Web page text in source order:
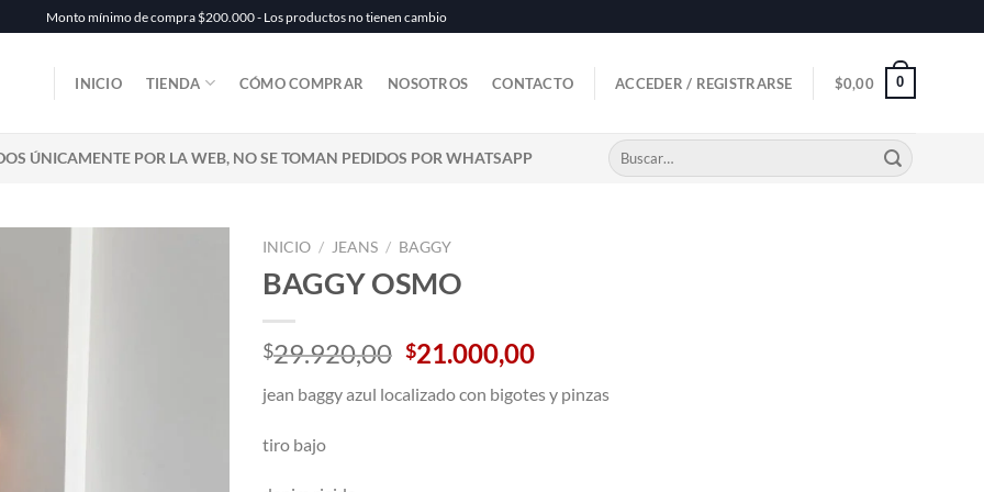
Monto mínimo de compra $200.000 - Los productos no tienen cambio
INICIO TIENDA CÓMO COMPRAR NOSOTROS CONTACTO ACCEDER / REGISTRARSE $0,00 0
ÚNICAMENTE POR LA WEB, NO SE TOMAN PEDIDOS POR WHATSAPP
Buscar
por:
INICIO / JEANS / BAGGY
BAGGY OSMO
$29.920,00 El
original
$21.000,00El
actual
jean baggy azul localizado con bigotes y pinzas
tiro bajo